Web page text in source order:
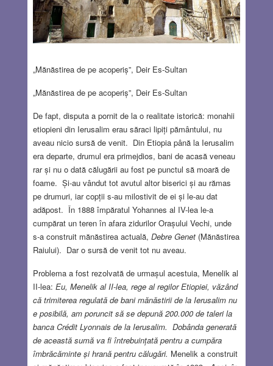
„Mănăstirea de pe acoperiș”, Deir Es-Sultan
„Mănăstirea de pe acoperiș”, Deir Es-Sultan
De fapt, disputa a pornit de la o realitate istorică: monahii
etiopieni din Ierusalim erau săraci lipiți pământului, nu
aveau nicio sursă de venit. Din Etiopia până la Ierusalim
era departe, drumul era primejdios, bani de acasă veneau
rar și nu o dată călugării au fost pe punctul să moară de
foame. Și-au vândut tot avutul altor biserici și au rămas
pe drumuri, iar copții s-au milostivit de ei și le-au dat
adăpost. În 1888 împăratul Yohannes al IV-lea le-a
cumpărat un teren în afara zidurilor Orașului Vechi, unde
s-a construit mănăstirea actuală, Debre Genet(Mănăstirea
Raiului). Dar o sursă de venit tot nu aveau.
Problema a fost rezolvată de urmașul acestuia, Menelik al
II-lea: Eu, Menelik al II-lea, rege al regilor Etiopiei, văzând
că trimiterea regulată de bani mănăstirii de la Ierusalim nu
e posibilă, am poruncit să se depună 200.000 de taleri la
banca Crédit Lyonnais de la Ierusalim. Dobânda generată
de această sumă va fi întrebuințată pentru a cumpăra
îmbrăcăminte și hrană pentru călugări. Menelik a construit